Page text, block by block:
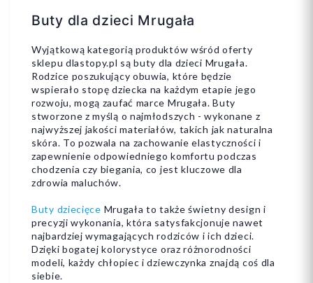
Buty dla dzieci Mrugała
Wyjątkową kategorią produktów wśród oferty
sklepu dlastopy.pl są buty dla dzieci Mrugała.
Rodzice poszukujący obuwia, które będzie
wspierało stopę dziecka na każdym etapie jego
rozwoju, mogą zaufać marce Mrugała. Buty
stworzone z myślą o najmłodszych - wykonane z
najwyższej jakości materiałów, takich jak naturalna
skóra. To pozwala na zachowanie elastyczności i
zapewnienie odpowiedniego komfortu podczas
chodzenia czy biegania, co jest kluczowe dla
zdrowia maluchów.
Buty dziecięce Mrugała to także świetny design i
precyzji wykonania, która satysfakcjonuje nawet
najbardziej wymagających rodziców i ich dzieci.
Dzięki bogatej kolorystyce oraz różnorodności
modeli, każdy chłopiec i dziewczynka znajdą coś dla
siebie.